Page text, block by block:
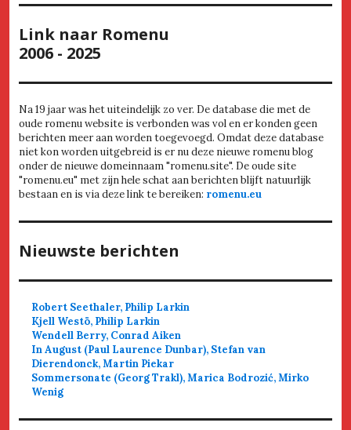
Link naar Romenu
2006 - 2025
Na 19 jaar was het uiteindelijk zo ver. De database die met de
oude romenu website is verbonden was vol en er konden geen
berichten meer aan worden toegevoegd. Omdat deze database
niet kon worden uitgebreid is er nu deze nieuwe romenu blog
onder de nieuwe domeinnaam "romenu.site". De oude site
"romenu.eu" met zijn hele schat aan berichten blijft natuurlijk
bestaan en is via deze link te bereiken: romenu.eu
Nieuwste berichten
Robert Seethaler, Philip Larkin
Kjell Westö, Philip Larkin
Wendell Berry, Conrad Aiken
In August (Paul Laurence Dunbar), Stefan van
Dierendonck, Martin Piekar
Sommersonate (Georg Trakl), Marica Bodrozić, Mirko
Wenig